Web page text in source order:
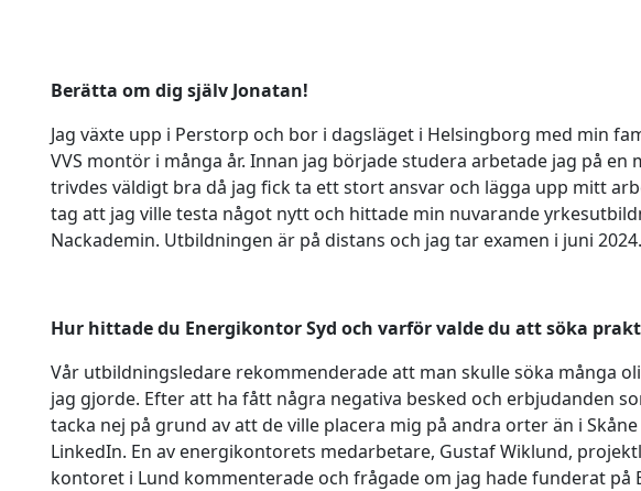
Berätta om dig själv Jonatan!
Jag växte upp i Perstorp och bor i dagsläget i Helsingborg med min
VVS montör i många år. Innan jag började studera arbetade jag på en
trivdes väldigt bra då jag fick ta ett stort ansvar och lägga upp mitt
tag att jag ville testa något nytt och hittade min nuvarande
Nackademin. Utbildningen är på distans och jag tar examen i juni 2024.
Hur hittade du Energikontor Syd och varför valde du att söka
Vår utbildningsledare rekommenderade att man skulle söka många
jag gjorde. Efter att ha fått några negativa besked och erbjudanden
tacka nej på grund av att de ville placera mig på andra orter än i
LinkedIn. En av energikontorets medarbetare, Gustaf Wiklund,
kontoret i Lund kommenterade och frågade om jag hade funderat på